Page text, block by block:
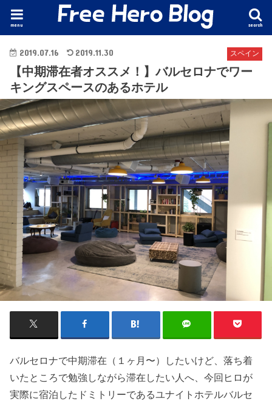
search
menu
スペイン
2019.07.16 2019.11.30
【中期滞在者オススメ！】バルセロナでワー
キングスペースのあるホテル
バルセロナで中期滞在（１ヶ月〜）したいけど、落ち着
いたところで勉強しながら滞在したい人へ、今回ヒロが
実際に宿泊したドミトリーであるユナイトホテルバルセ